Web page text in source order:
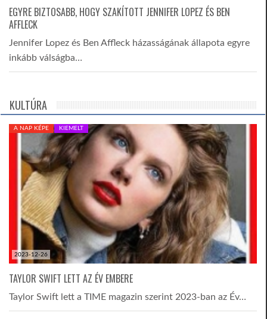
EGYRE BIZTOSABB, HOGY SZAKÍTOTT JENNIFER LOPEZ ÉS BEN
AFFLECK
Jennifer Lopez és Ben Affleck házasságának állapota egyre
inkább válságba…
KULTÚRA
2023-12-26
A NAP KÉPE KIEMELT
TAYLOR SWIFT LETT AZ ÉV EMBERE
Taylor Swift lett a TIME magazin szerint 2023-ban az Év…